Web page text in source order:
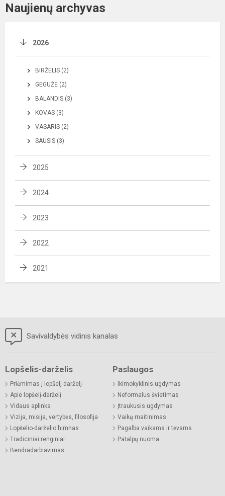
Naujienų archyvas
2026
BIRŽELIS (2)
GEGUŽĖ (2)
BALANDIS (3)
KOVAS (3)
VASARIS (2)
SAUSIS (3)
2025
2024
2023
2022
2021
Savivaldybės vidinis kanalas
Lopšelis-darželis
Priėmimas į lopšelį-darželį
Apie lopšelį-darželį
Vidaus aplinka
Vizija, misija, vertybės, filosofija
Lopšelio-darželio himnas
Tradiciniai renginiai
Bendradarbiavimas
Paslaugos
Ikimokyklinis ugdymas
Neformalus švietimas
Įtraukusis ugdymas
Vaikų maitinimas
Pagalba vaikams ir tėvams
Patalpų nuoma